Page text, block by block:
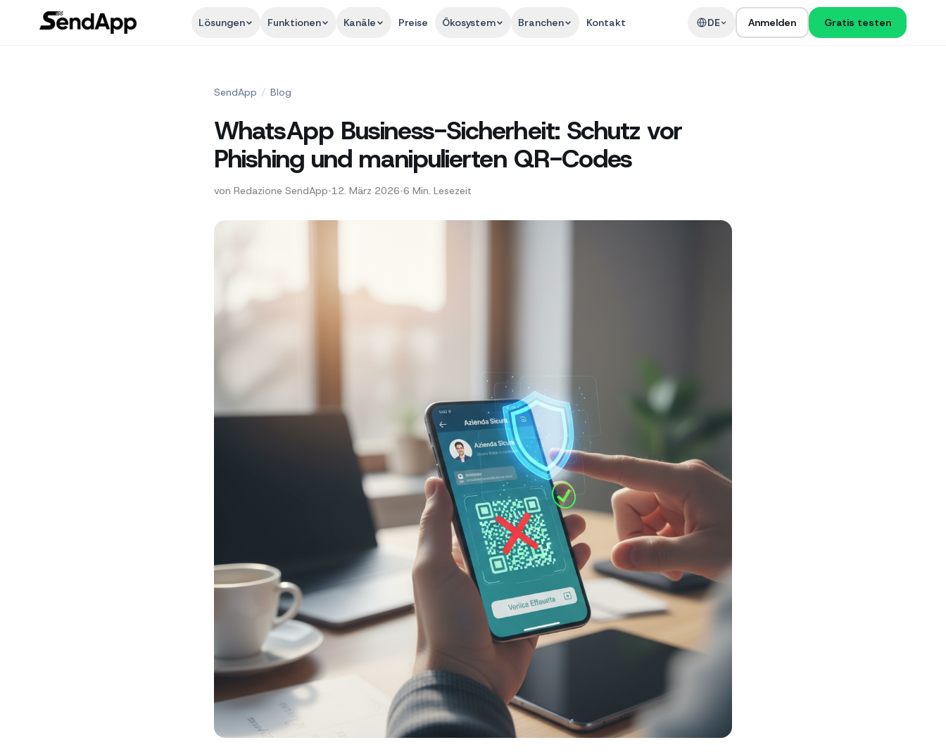
Lösungen Funktionen Kanäle Preise Ökosystem Branchen Kontakt DE Anmelden Gratis testen
SendApp / Blog
WhatsApp Business-Sicherheit: Schutz vor
Phishing und manipulierten QR-Codes
von Redazione SendApp•12. März 2026•6 Min. Lesezeit